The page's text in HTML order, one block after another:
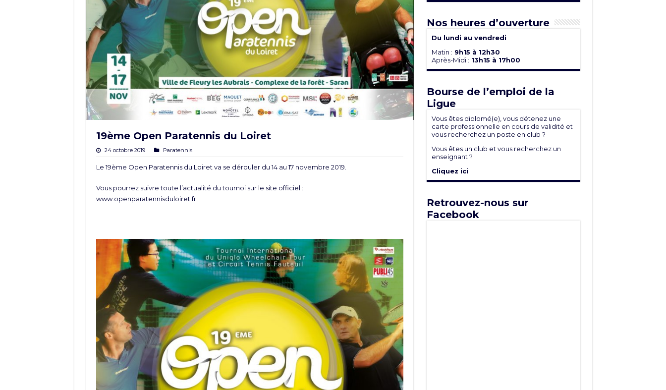
19ème Open Paratennis du Loiret
24 octobre 2019 Paratennis
Le 19ème Open Paratennis du Loiret va se dérouler du 14 au 17 novembre 2019.
Vous pourrez suivre toute l’actualité du tournoi sur le site officiel :
www.openparatennisduloiret.fr
Nos heures d’ouverture
Du lundi au vendredi
Matin : 9h15 à 12h30
Après-Midi : 13h15 à 17h00
Bourse de l’emploi de la
Ligue
Vous êtes diplomé(e), vous détenez une
carte professionnelle en cours de validité et
vous recherchez un poste en club ?
Vous êtes un club et vous recherchez un
enseignant ?
Cliquez ici
Retrouvez-nous sur
Facebook